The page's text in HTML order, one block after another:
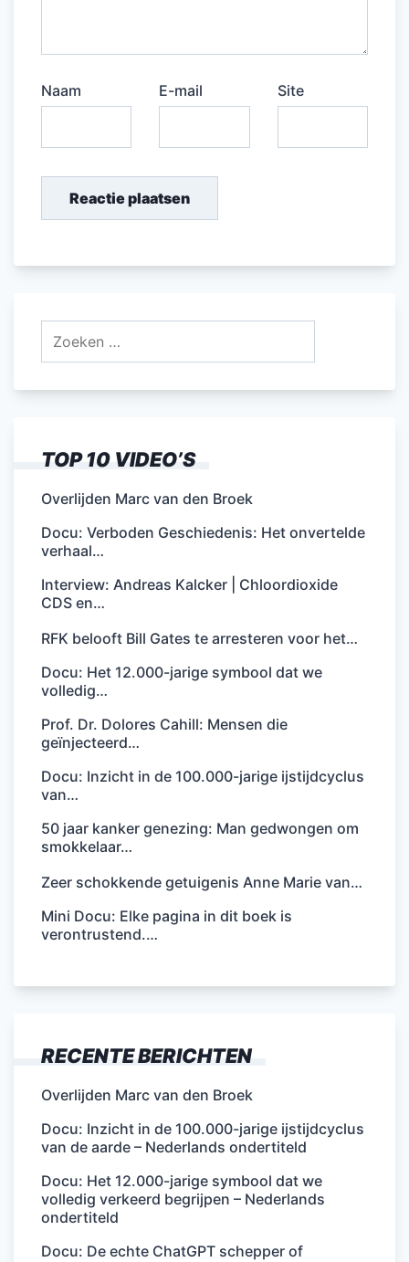
Naam E-mail Site
TOP 10 VIDEO’S
Overlijden Marc van den Broek
Docu: Verboden Geschiedenis: Het onvertelde
verhaal…
Interview: Andreas Kalcker | Chloordioxide
CDS en…
RFK belooft Bill Gates te arresteren voor het…
Docu: Het 12.000-jarige symbool dat we
volledig…
Prof. Dr. Dolores Cahill: Mensen die
geïnjecteerd…
Docu: Inzicht in de 100.000-jarige ijstijdcyclus
van…
50 jaar kanker genezing: Man gedwongen om
smokkelaar…
Zeer schokkende getuigenis Anne Marie van…
Mini Docu: Elke pagina in dit boek is
verontrustend.…
RECENTE BERICHTEN
Overlijden Marc van den Broek
Docu: Inzicht in de 100.000-jarige ijstijdcyclus
van de aarde – Nederlands ondertiteld
Docu: Het 12.000-jarige symbool dat we
volledig verkeerd begrijpen – Nederlands
ondertiteld
Docu: De echte ChatGPT schepper of